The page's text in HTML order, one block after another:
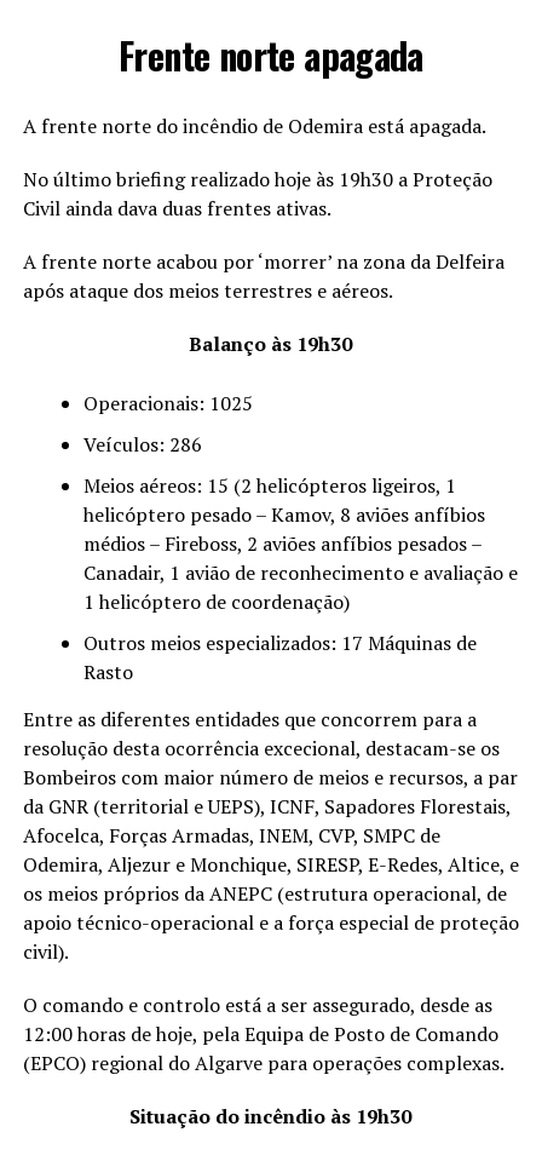
Frente norte apagada
A frente norte do incêndio de Odemira está apagada.
No último briefing realizado hoje às 19h30 a Proteção
Civil ainda dava duas frentes ativas.
A frente norte acabou por ‘morrer’ na zona da Delfeira
após ataque dos meios terrestres e aéreos.
Balanço às 19h30
Operacionais: 1025
Veículos: 286
Meios aéreos: 15 (2 helicópteros ligeiros, 1
helicóptero pesado – Kamov, 8 aviões anfíbios
médios – Fireboss, 2 aviões anfíbios pesados –
Canadair, 1 avião de reconhecimento e avaliação e
1 helicóptero de coordenação)
Outros meios especializados: 17 Máquinas de
Rasto
Entre as diferentes entidades que concorrem para a
resolução desta ocorrência excecional, destacam-se os
Bombeiros com maior número de meios e recursos, a par
da GNR (territorial e UEPS), ICNF, Sapadores Florestais,
Afocelca, Forças Armadas, INEM, CVP, SMPC de
Odemira, Aljezur e Monchique, SIRESP, E-Redes, Altice, e
os meios próprios da ANEPC (estrutura operacional, de
apoio técnico-operacional e a força especial de proteção
civil).
O comando e controlo está a ser assegurado, desde as
12:00 horas de hoje, pela Equipa de Posto de Comando
(EPCO) regional do Algarve para operações complexas.
Situação do incêndio às 19h30